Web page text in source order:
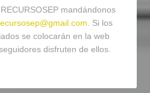
mandándonos
. Si los
se colocarán en la web
disfruten de ellos.